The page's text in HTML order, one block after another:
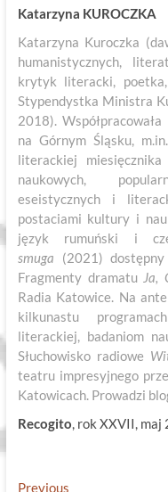
Katarzyna KUROCZKA
Katarzyna Kuroczka
humanistycznych,
krytyk literacki,
Stypendystka Ministra
2018).
na Górnym Śląsku,
literackiej
naukowych,
eseistycznych i
postaciami kultury i
język rumuński i
smuga (2021)
Fragmenty dramatu Ja,
Radia Katowice. Na
kilkunastu
literackiej, badaniom
Słuchowisko radiowe
teatru impresyjnego
Katowicach. Prowadzi
Recogito, rok XXVII, maj
PreviousPrevious